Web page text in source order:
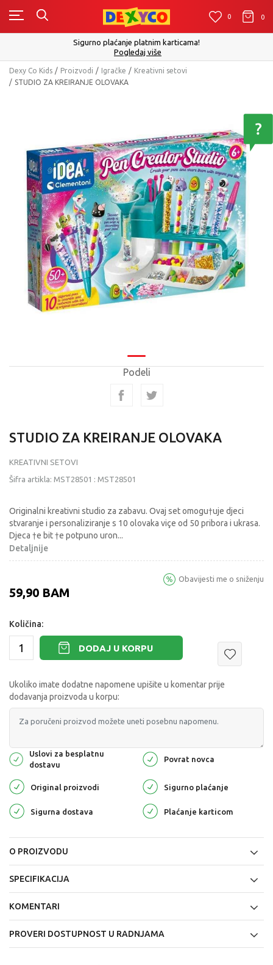
0 0
Sigurno plaćanje platnim karticama!
Pogledaj više
Dexy Co Kids Proizvodi Igračke
Kreativni setovi
STUDIO ZA KREIRANJE OLOVAKA
Podeli
STUDIO ZA KREIRANJE OLOVAKA
KREATIVNI SETOVI
Šifra artikla: MST28501 : MST28501
Originalni kreativni studio za zabavu. Ovaj set omogu†uje djeci
stvaranje i personaliziranje s 10 olovaka viçe od 50 pribora i ukrasa.
Djeca †e bit †e potpuno uron...
Detaljnije
59,90 BAM
Obavijesti me o sniženju
Količina:
DODAJ U KORPU
Ukoliko imate dodatne napomene upišite u komentar prije
dodavanja proizvoda u korpu:
Uslovi za besplatnu
dostavu
Povrat novca
Original proizvodi Sigurno plaćanje
Sigurna dostava Plaćanje karticom
O PROIZVODU
SPECIFIKACIJA
KOMENTARI
PROVERI DOSTUPNOST U RADNJAMA